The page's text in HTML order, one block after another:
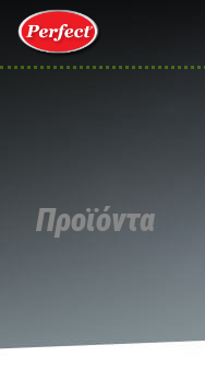
Προϊόντα